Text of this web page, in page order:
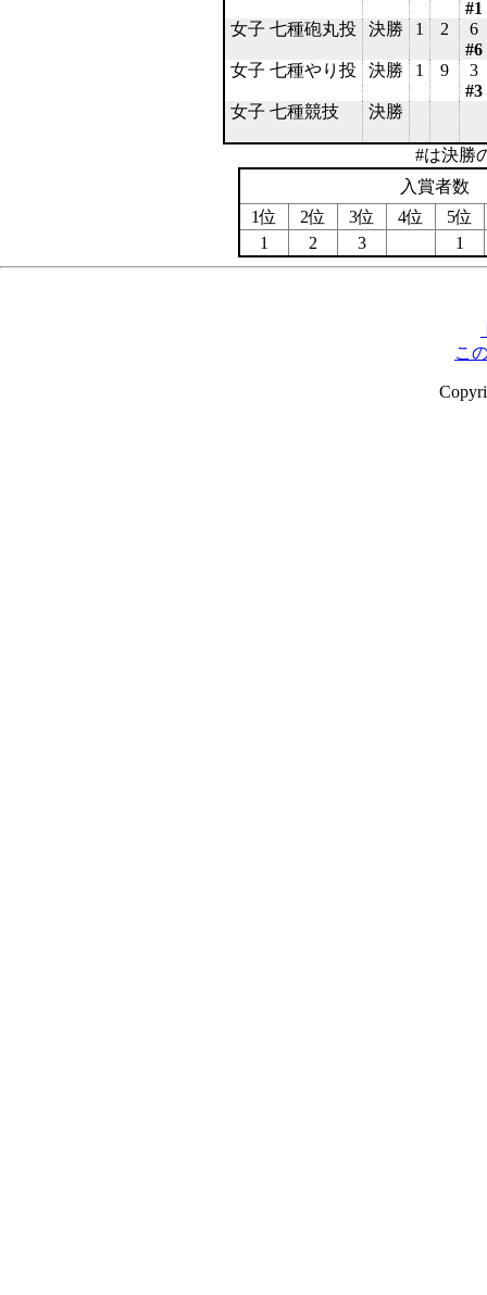
#1
女子 七種砲丸投
決勝 1 2
6
#6
女子 七種やり投
決勝 1 9
3
#3
女子 七種競技
決勝
#は決勝
入賞者数
1位
2位 3位 4位
5位
1
2 3 1
こ